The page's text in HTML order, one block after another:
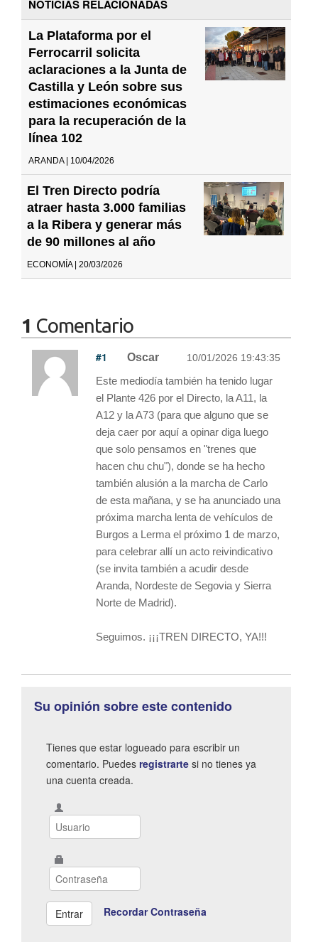
NOTICIAS RELACIONADAS
La Plataforma por el
Ferrocarril solicita
aclaraciones a la Junta de
Castilla y León sobre sus
estimaciones económicas
para la recuperación de la
línea 102
ARANDA | 10/04/2026
El Tren Directo podría
atraer hasta 3.000 familias
a la Ribera y generar más
de 90 millones al año
ECONOMÍA | 20/03/2026
1 Comentario
#1 Oscar 10/01/2026 19:43:35
Este mediodía también ha tenido lugar
el Plante 426 por el Directo, la A11, la
A12 y la A73 (para que alguno que se
deja caer por aquí a opinar diga luego
que solo pensamos en "trenes que
hacen chu chu"), donde se ha hecho
también alusión a la marcha de Carlo
de esta mañana, y se ha anunciado una
próxima marcha lenta de vehículos de
Burgos a Lerma el próximo 1 de marzo,
para celebrar allí un acto reivindicativo
(se invita también a acudir desde
Aranda, Nordeste de Segovia y Sierra
Norte de Madrid).
Seguimos. ¡¡¡TREN DIRECTO, YA!!!
Su opinión sobre este contenido
Tienes que estar logueado para escribir un
comentario. Puedes registrarte si no tienes ya
una cuenta creada.
Recordar Contraseña